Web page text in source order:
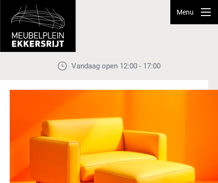
Menu
Vandaag open 12:00 - 17:00